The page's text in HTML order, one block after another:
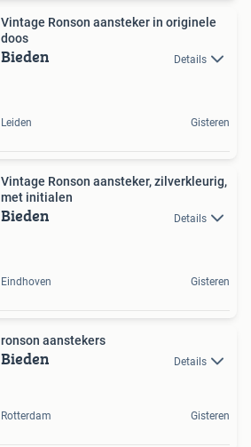
Vintage Ronson aansteker in originele
doos
Bieden Details
Leiden Gisteren
Vintage Ronson aansteker, zilverkleurig,
met initialen
Bieden Details
Eindhoven Gisteren
ronson aanstekers
Bieden Details
Rotterdam Gisteren